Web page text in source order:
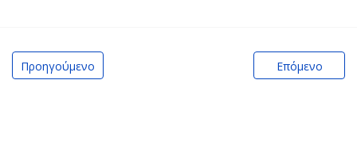
Προηγούμενο Επόμενο